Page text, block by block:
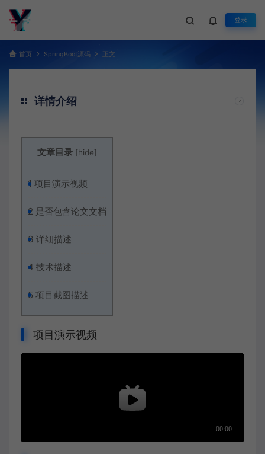
登录
首页 SpringBoot源码 正文
详情介绍
文章目录 [hide]
1 项目演示视频
2 是否包含论文文档
3 详细描述
4 技术描述
5 项目截图描述
项目演示视频